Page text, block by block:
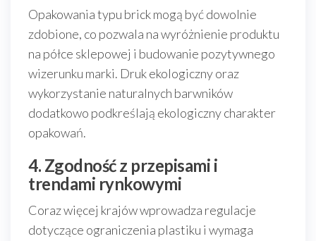
Opakowania typu brick mogą być dowolnie
zdobione, co pozwala na wyróżnienie produktu
na półce sklepowej i budowanie pozytywnego
wizerunku marki. Druk ekologiczny oraz
wykorzystanie naturalnych barwników
dodatkowo podkreślają ekologiczny charakter
opakowań.
4. Zgodność z przepisami i
trendami rynkowymi
Coraz więcej krajów wprowadza regulacje
dotyczące ograniczenia plastiku i wymaga